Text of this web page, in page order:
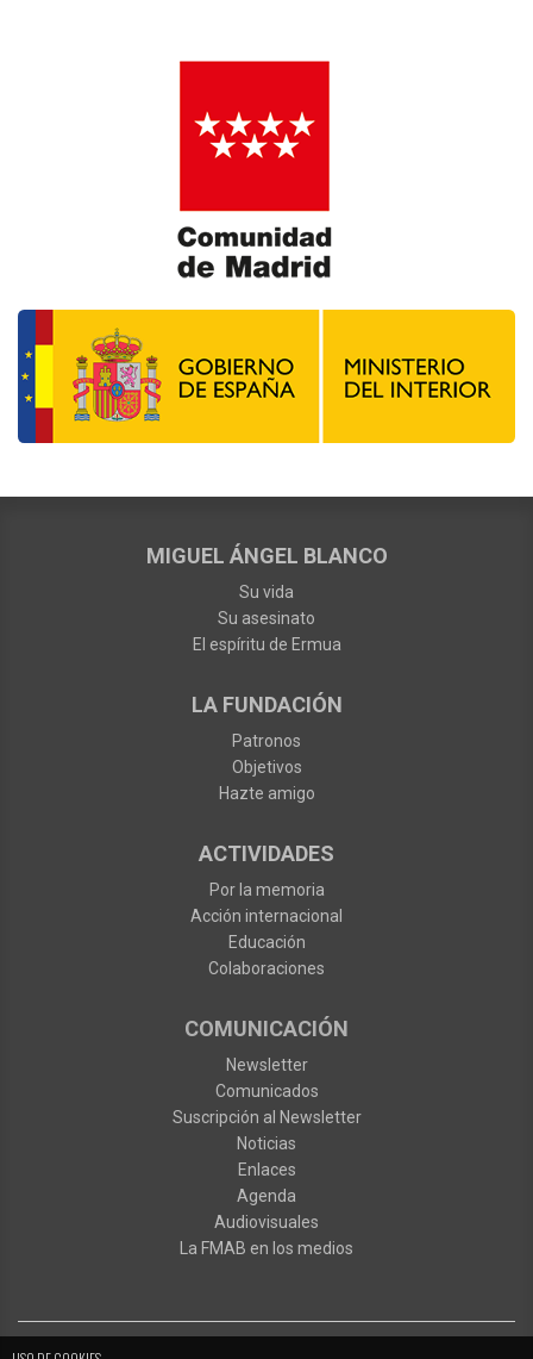
MIGUEL ÁNGEL BLANCO
Su vida
Su asesinato
El espíritu de Ermua
LA FUNDACIÓN
Patronos
Objetivos
Hazte amigo
ACTIVIDADES
Por la memoria
Acción internacional
Educación
Colaboraciones
COMUNICACIÓN
Newsletter
Comunicados
Suscripción al Newsletter
Noticias
Enlaces
Agenda
Audiovisuales
La FMAB en los medios